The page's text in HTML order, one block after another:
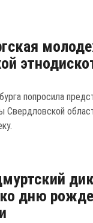
попросила
Свердловской
дню